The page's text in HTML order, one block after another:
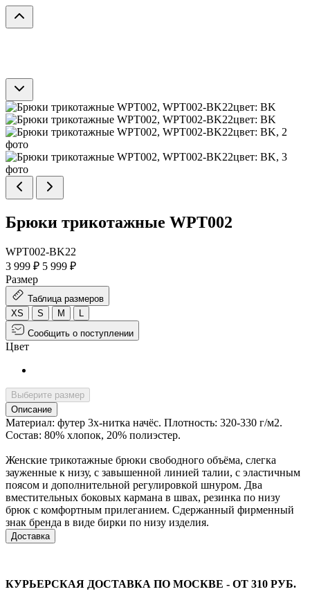
Брюки трикотажные WPT002
WPT002-BK22
3 999 ₽ 5 999 ₽
Размер
Таблица размеров
XS
S M
Сообщить о поступлении
Цвет
Выберите размер
Описание
Материал: футер 3х-нитка начёс. Плотность: 320-330 г/м2.
Состав: 80% хлопок, 20% полиэстер.
Женские трикотажные брюки свободного объёма, слегка
зауженные к низу, с завышенной линией талии, с эластичным
поясом и дополнительной регулировкой шнуром. Два
вместительных боковых кармана в швах, резинка по низу
брюк с комфортным прилеганием. Сдержанный фирменный
знак бренда в виде бирки по низу изделия.
Доставка
КУРЬЕРСКАЯ ДОСТАВКА ПО МОСКВЕ - ОТ 310 РУБ.